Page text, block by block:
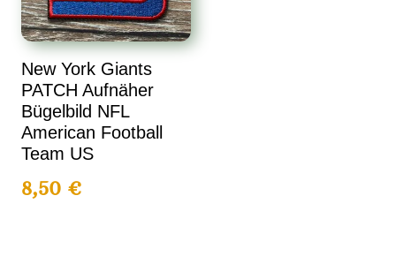
New York Giants
PATCH Aufnäher
Bügelbild NFL
American Football
Team US
8,50€